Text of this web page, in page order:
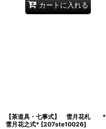
カートに入れる
【茶道具・七事式】 雪月花札 *
雪月花之式* [207ste10026]